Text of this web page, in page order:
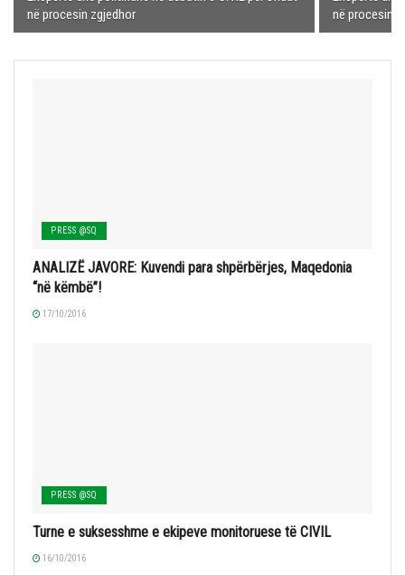
në procesin zgjedhor
në procesin
PRESS @SQ
ANALIZË JAVORE: Kuvendi para shpërbërjes, Maqedonia
“në këmbë”!
17/10/2016
PRESS @SQ
Turne e suksesshme e ekipeve monitoruese të CIVIL
16/10/2016